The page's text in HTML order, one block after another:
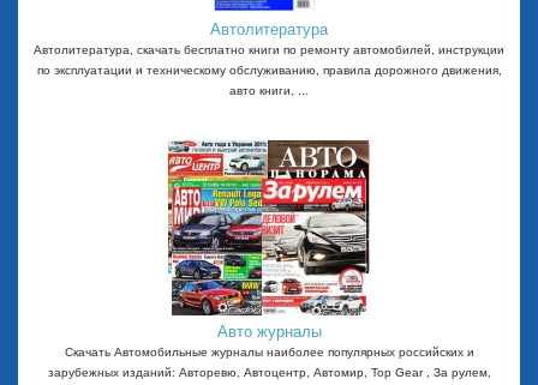
Автолитература
Автолитература, скачать бесплатно книги по ремонту автомобилей, инструкции
по эксплуатации и техническому обслуживанию, правила дорожного движения,
авто книги, ...
Авто журналы
Скачать Автомобильные журналы наиболее популярных российских и
зарубежных изданий: Авторевю, Автоцентр, Автомир, Top Gear , За рулем,